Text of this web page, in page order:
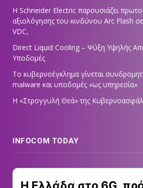
Η Schneider Electric παρουσιάζει
αξιολόγησης του κινδύνου Arc Flash
VDC,
Direct Liquid Cooling – Ψύξη Υψηλής
Υποδομές
Το κυβερνοέγκλημα γίνεται
malware και υποδομές «ως υπηρεσία»
Η «Στρογγυλή Θεά» της
INFOCOM TODAY